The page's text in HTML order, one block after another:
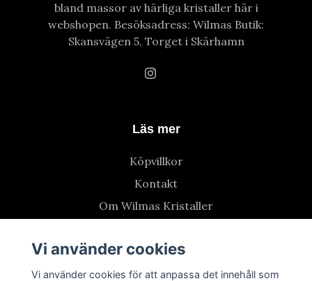
bland massor av härliga kristaller här i
webshopen. Besöksadress: Wilmas Butik:
Skansvägen 5, Torget i Skärhamn
Läs mer
Köpvillkor
Kontakt
Om Wilmas Kristaller
Vi använder cookies
Vi använder cookies för att anpassa det innehåll som